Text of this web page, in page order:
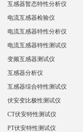
互感器暂态特性分析仪
电流互感器检验仪
电流互感器特性分析仪
电流互感器特性测试仪
变频互感器测试仪
互感器分析仪
互感器综合特性测试仪
伏安变比极性测试仪
CT伏安特性测试仪
PT伏安特性测试仪